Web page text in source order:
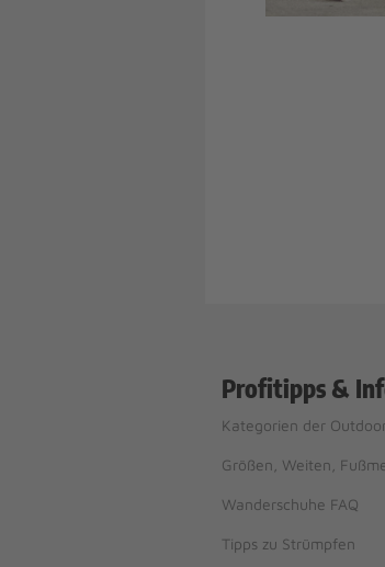
Profitipps &
Kategorien der
Größen, Weiten,
Wanderschuhe FAQ
Tipps zu Strümpfen